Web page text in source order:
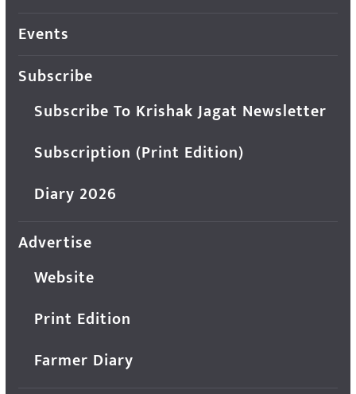
Events
Subscribe
Subscribe To Krishak Jagat Newsletter
Subscription (Print Edition)
Diary 2026
Advertise
Website
Print Edition
Farmer Diary